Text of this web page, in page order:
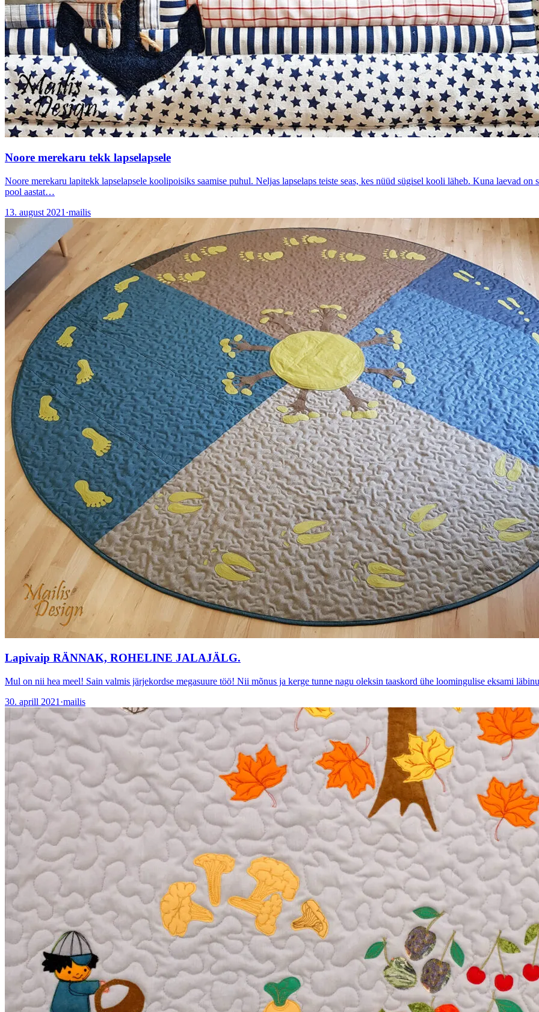
Noore merekaru tekk lapselapsele
Noore merekaru lapitekk lapselapsele koolipoisiks saamise puhul. Neljas lapselaps teiste seas, kes nüüd sügisel kooli läheb. Kuna laevad
pool aastat…
13. august 2021 ·mailis
Lapivaip RÄNNAK, ROHELINE JALAJÄLG.
Mul on nii hea meel! Sain valmis järjekordse megasuure töö! Nii mõnus ja kerge tunne nagu oleksin taaskord ühe loomingulise eksami
30. aprill 2021 ·mailis